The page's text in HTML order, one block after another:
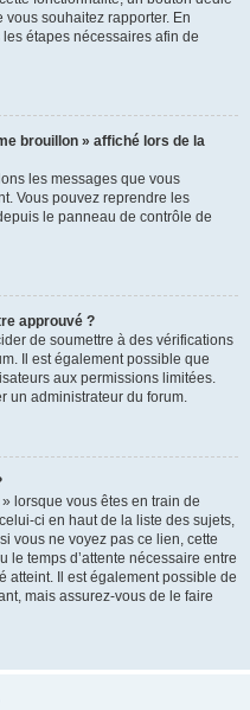
souhaitez rapporter. En
étapes nécessaires afin de
brouillon » affiché lors de la
les messages que vous
Vous pouvez reprendre les
le panneau de contrôle de
approuvé ?
de soumettre à des vérifications
Il est également possible que
aux permissions limitées.
un administrateur du forum.
lorsque vous êtes en train de
ci en haut de la liste des sujets,
vous ne voyez pas ce lien, cette
le temps d’attente nécessaire entre
atteint. Il est également possible de
mais assurez-vous de le faire